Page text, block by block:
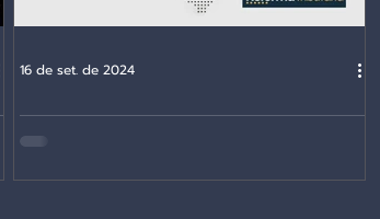
A EC 132/2023 agride a autonomia
tributária dos entes federados
16 de set. de 2024